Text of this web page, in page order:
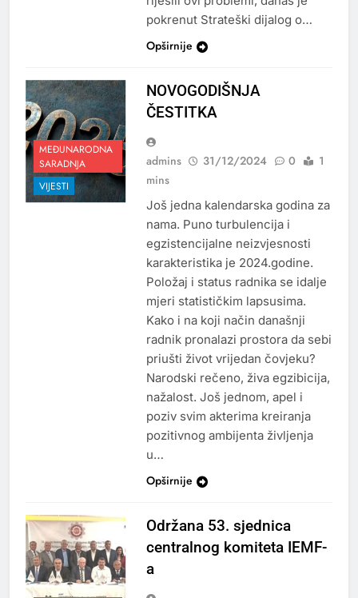
pokrenut Strateški dijalog o…
Opširnije
MEĐUNARODNA
SARADNJA
VIJESTI
NOVOGODIŠNJA
ČESTITKA
admins 31/12/2024 0
1
mins
Još jedna kalendarska godina za
nama. Puno turbulencija i
egzistencijalne neizvjesnosti
karakteristika je 2024.godine.
Položaj i status radnika se idalje
mjeri statističkim lapsusima.
Kako i na koji način današnji
radnik pronalazi prostora da sebi
priušti život vrijedan čovjeku?
Narodski rečeno, živa egzibicija,
nažalost. Još jednom, apel i
poziv svim akterima kreiranja
pozitivnog ambijenta življenja
u…
Opširnije
Održana 53. sjednica
centralnog komiteta IEMF-
a